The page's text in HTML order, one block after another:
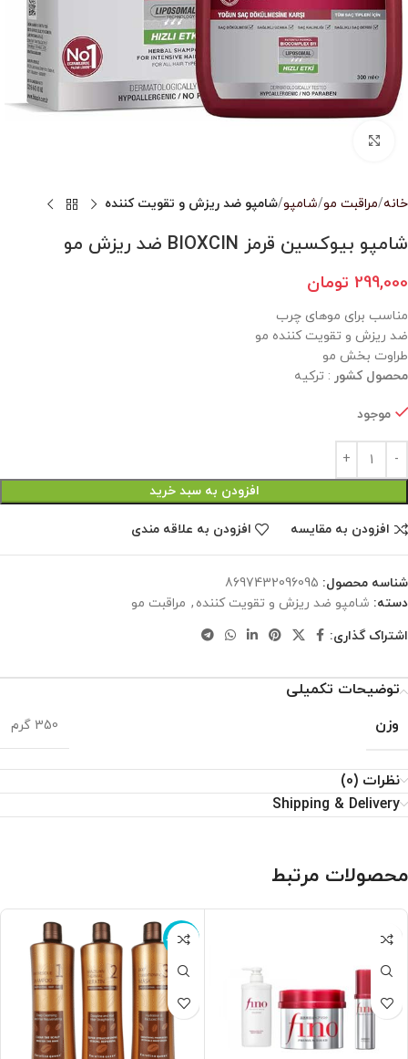
خانه مراقبت مو شامپو شامپو ضد ریزش و تقویت کننده
شامپو بیوکسین قرمز BIOXCIN ضد ریزش مو
299,000 تومان
مناسب برای موهای چرب
ضد ریزش و تقویت کننده مو
طراوت بخش مو
محصول کشور : ترکیه
موجود
افزودن به سبد خرید
افزودن به مقایسه افزودن به علاقه مندی
شناسه محصول: 8697432096095
دسته: شامپو ضد ریزش و تقویت کننده , مراقبت مو
اشتراک گذاری:
توضیحات تکمیلی
وزن
350 گرم
نظرات (0)
Shipping & Delivery
محصولات مرتبط
ناموجود